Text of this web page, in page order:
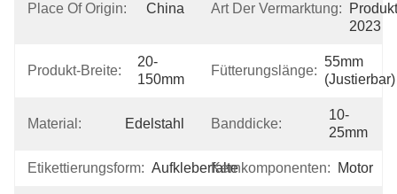
Place Of Origin: China Art Der Vermarktung:
Produkt
2023
Produkt-Breite:
20-
150mm
Fütterungslänge:
55mm
(justierbar)
Material: Edelstahl Banddicke:
10-
25mm
Etikettierungsform: AufkleberfalteKernkomponenten: Motor